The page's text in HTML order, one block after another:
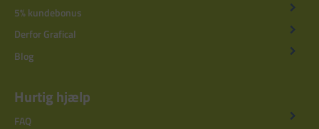
5% kundebonus
Derfor Grafical
Blog
Hurtig hjælp
FAQ